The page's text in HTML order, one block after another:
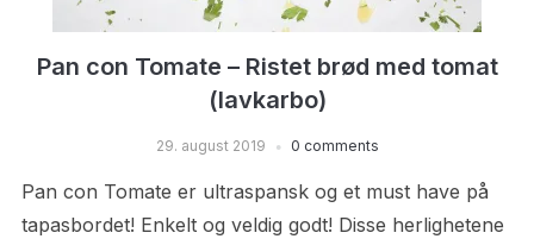
Pan con Tomate – Ristet brød med tomat
(lavkarbo)
29. august 2019 0 comments
Pan con Tomate er ultraspansk og et must have på
tapasbordet! Enkelt og veldig godt! Disse herlighetene